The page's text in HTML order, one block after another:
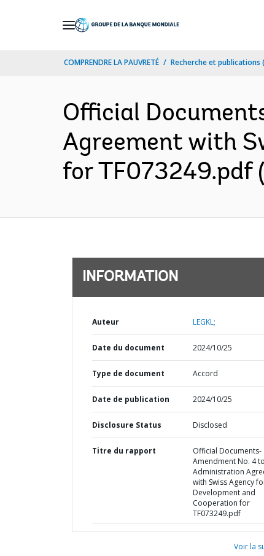
COMPRENDRE LA PAUVRETÉ Recherche et publications
Official
Agreement with
for TF073249.pdf
INFORMATION
Auteur LEGKL;
Date du document 2024/10/25
Type de document Accord
Date de publication 2024/10/25
Disclosure Status Disclosed
Titre du rapport
Official Documents-
Amendment No. 4
Administration
with Swiss Agency
Development and
Cooperation for
TF073249.pdf
Voir la